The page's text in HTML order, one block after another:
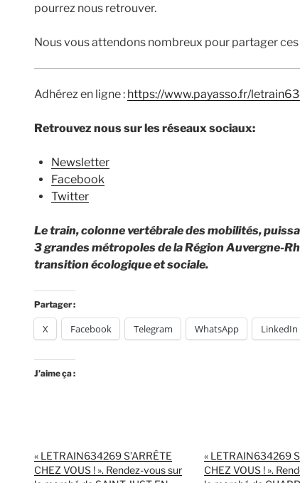
pourrez nous retrouver.
Nous vous attendons nombreux pour partager
Adhérez en ligne : https://www.payasso.fr/
Retrouvez nous sur les réseaux sociaux:
Newsletter
Facebook
Twitter
Le train, colonne vertébrale des mobilités,
3 grandes métropoles de la Région Auvergne-
transition écologique et sociale.
Partager :
X Facebook Telegram WhatsApp LinkedIn
J’aime ça :
« LETRAIN634269 S’ARRÊTE
CHEZ VOUS ! ». Rendez-vous sur
« LETRAIN634269
CHEZ VOUS ! ».